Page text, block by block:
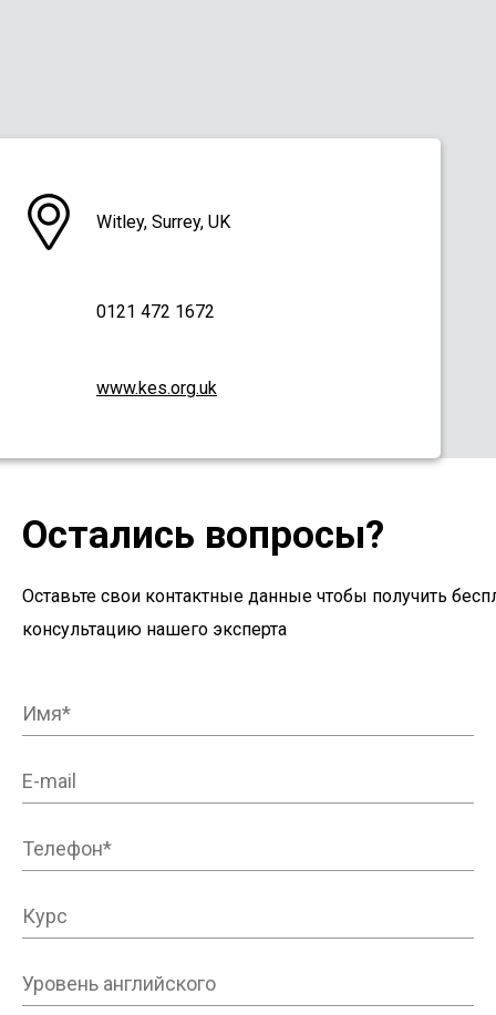
Witley, Surrey, UK
0121 472 1672
www.kes.org.uk
Остались вопросы?
Оставьте свои контактные данные чтобы получить
консультацию нашего эксперта